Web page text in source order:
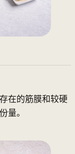
在的筋膜和较硬
量。